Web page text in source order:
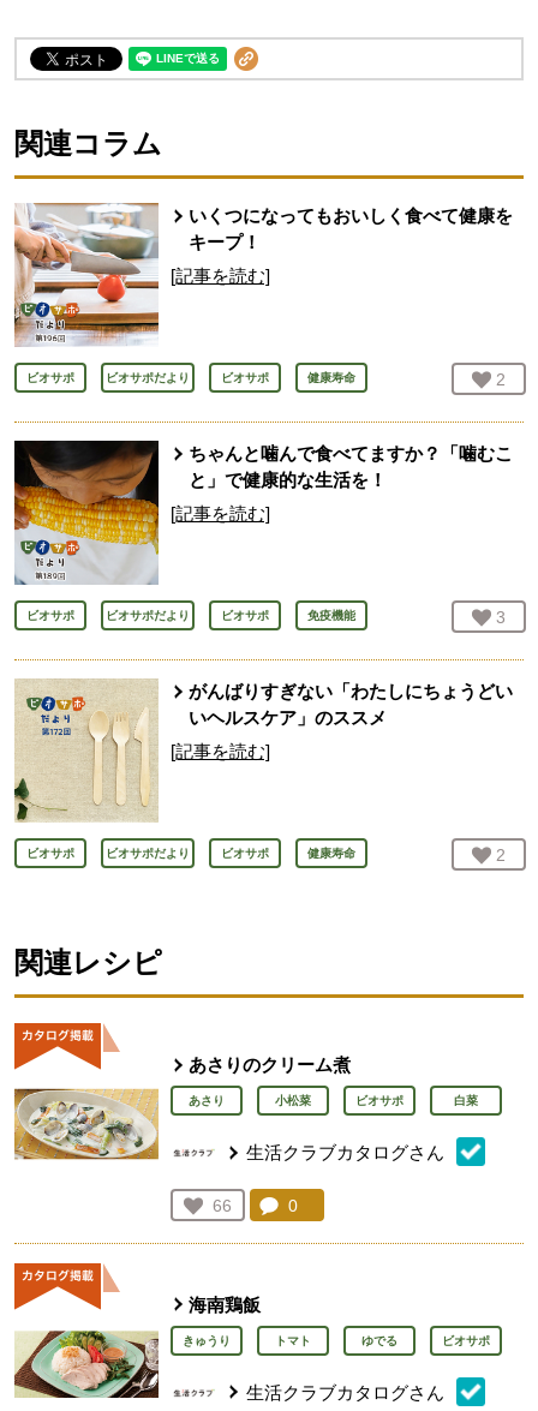
関連コラム
いくつになってもおいしく食べて健康を
キープ！
[記事を読む]
ビオサポ ビオサポだより ビオサポ 健康寿命 お気
2
ちゃんと噛んで食べてますか？「噛むこ
と」で健康的な生活を！
[記事を読む]
ビオサポ ビオサポだより ビオサポ 免疫機能 お気
3
がんばりすぎない「わたしにちょうどい
いヘルスケア」のススメ
[記事を読む]
ビオサポ ビオサポだより ビオサポ 健康寿命 お気
2
関連レシピ
あさりのクリーム煮
あさり 小松菜 ビオサポ 白菜
生活クラブカタログさん
お気に入り登録：
66
人が登録
コメント：
0
海南鶏飯
きゅうり トマト ゆでる ビオサポ
生活クラブカタログさん